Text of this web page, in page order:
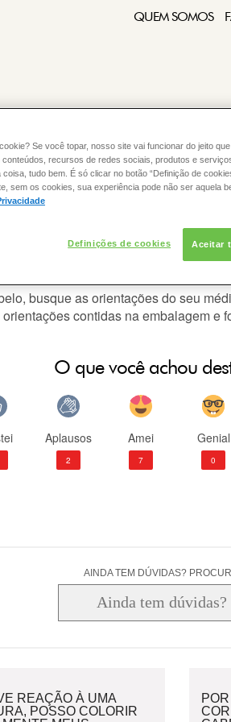
QUEM SOMOS
COLORAÇÃO CABELO
colorir
o, busque as orientações do seu
contidas na embalagem e
O que você achou
Aplausos
2
Amei
7
Genial
0
AINDA TEM DÚVIDAS?
REAÇÃO À UMA
POSSO COLORIR
Se você topar, nosso site vai funcionar do jeito
recursos de redes sociais, produtos e
coisa, tudo bem. É só clicar no botão “Definição de
sem os cookies, sua experiência pode não ser aquela
Definições de cookies Aceitar